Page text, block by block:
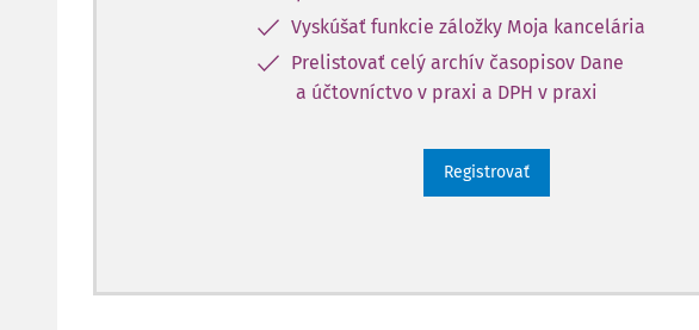
Vyskúšať funkcie záložky Moja kancelária
Prelistovať celý archív časopisov Dane
a účtovníctvo v praxi a DPH v praxi
Registrovať